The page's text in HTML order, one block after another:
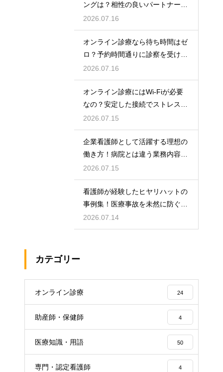
ングは？相性の良いパートナーの
条件と傾向
2026.07.16
オンライン診療なら待ち時間はゼ
ロ？予約時間通りに診察を受ける
コツ
2026.07.16
オンライン診療にはWi-Fiが必要
なの？安定した接続でストレスフ
リーに
2026.07.15
企業看護師として活躍する理想の
働き方！病院とは違う業務内容と
やりがい
2026.07.15
看護師が経験したヒヤリハットの
事例集！医療事故を未然に防ぐた
めの対策
2026.07.14
カテゴリー
オンライン診療 24
助産師・保健師 4
医療知識・用語 50
専門・認定看護師 4